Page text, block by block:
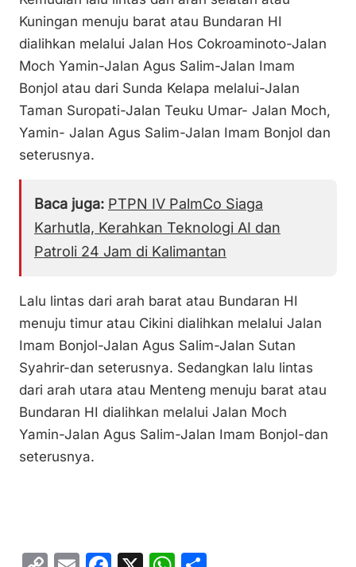
Kuningan menuju barat atau Bundaran HI
dialihkan melalui Jalan Hos Cokroaminoto-Jalan
Moch Yamin-Jalan Agus Salim-Jalan Imam
Bonjol atau dari Sunda Kelapa melalui-Jalan
Taman Suropati-Jalan Teuku Umar- Jalan Moch,
Yamin- Jalan Agus Salim-Jalan Imam Bonjol dan
seterusnya.
Baca juga: PTPN IV PalmCo Siaga
Karhutla, Kerahkan Teknologi AI dan
Patroli 24 Jam di Kalimantan
Lalu lintas dari arah barat atau Bundaran HI
menuju timur atau Cikini dialihkan melalui Jalan
Imam Bonjol-Jalan Agus Salim-Jalan Sutan
Syahrir-dan seterusnya. Sedangkan lalu lintas
dari arah utara atau Menteng menuju barat atau
Bundaran HI dialihkan melalui Jalan Moch
Yamin-Jalan Agus Salim-Jalan Imam Bonjol-dan
seterusnya.